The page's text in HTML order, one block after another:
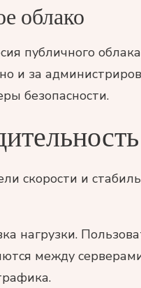
облако
публичного
и за
безопасности.
скорости и
нагрузки.
между